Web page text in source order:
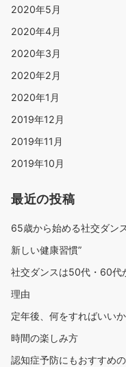
2020年5月
2020年4月
2020年3月
2020年2月
2020年1月
2019年12月
2019年11月
2019年10月
最近の投稿
65歳から始める社交ダン
新しい健康習慣”
社交ダンスは50代・60代
理由
定年後、何をすればいい
時間の楽しみ方
認知症予防にもおすすめ